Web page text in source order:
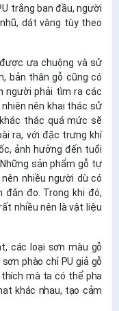
trắng ban đầu, người
dát vàng tùy theo
ưa chuộng và sử
bản thân gỗ cũng có
người phải tìm ra các
nên khai thác sử
thác quá mức sẽ
ra, với đặc trưng khí
ảnh hưởng đến tuổi
sản phẩm gỗ tự
nhiều người dù có
đắn đo. Trong khi đó,
nhiều nên là vật liệu
các loại sơn màu gỗ
phào chỉ PU giả gỗ
mà ta có thể pha
khác nhau, tạo cảm